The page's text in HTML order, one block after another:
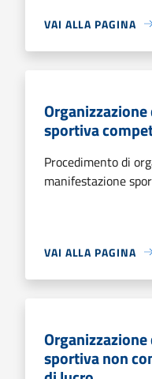
VAI ALLA PAGINA
sportiva
Procedimento di
manifestazione
VAI ALLA PAGINA
sportiva non